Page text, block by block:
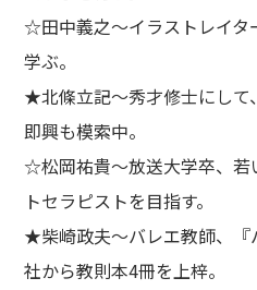
☆田中義之～イラストレイタ
学ぶ。
★北條立記～秀才修士にして
即興も模索中。
☆松岡祐貴～放送大学卒、若
トセラピストを目指す。
★柴崎政夫～バレエ教師、『
社から教則本4冊を上梓。